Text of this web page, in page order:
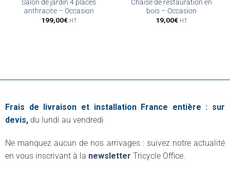
Salon de jardin 4 places
anthracite – Occasion
199,00€ HT
Chaise de restauration en
bois – Occasion
19,00€ HT
Frais de livraison et installation France entière : sur
devis, du lundi au vendredi
Ne manquez aucun de nos arrivages : suivez notre actualité
en vous inscrivant à la newsletter Tricycle Office.